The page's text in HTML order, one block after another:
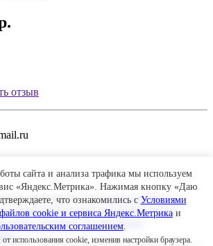
отзыв
заказывают наwww.ra-salgir.ru.
Политика использования
Согласие на обработку
сайта и анализа трафика мы используем
«Яндекс.Метрика». Нажимая кнопку «Даю
что ознакомились с Условиями
cookie и сервиса Яндекс.Метрика и
соглашением.
использования cookie, изменив настройки браузера.